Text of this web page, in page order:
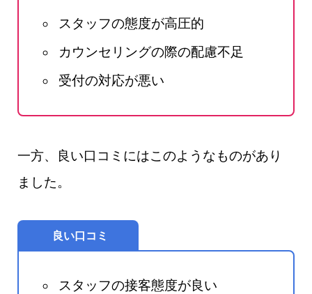
スタッフの態度が高圧的
カウンセリングの際の配慮不足
受付の対応が悪い
一方、良い口コミにはこのようなものがあり
ました。
良い口コミ
スタッフの接客態度が良い